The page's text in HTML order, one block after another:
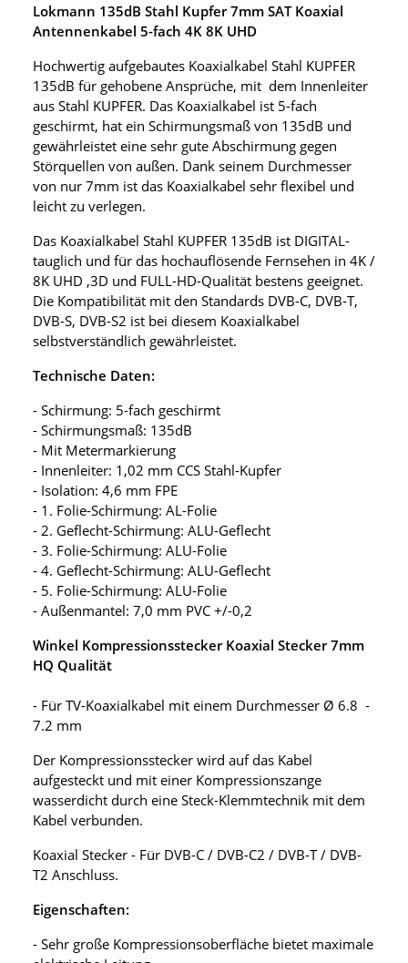
Lokmann 135dB Stahl Kupfer 7mm SAT Koaxial
Antennenkabel 5-fach 4K 8K UHD
Hochwertig aufgebautes Koaxialkabel Stahl KUPFER
135dB für gehobene Ansprüche, mit dem Innenleiter
aus Stahl KUPFER. Das Koaxialkabel ist 5-fach
geschirmt, hat ein Schirmungsmaß von 135dB und
gewährleistet eine sehr gute Abschirmung gegen
Störquellen von außen. Dank seinem Durchmesser
von nur 7mm ist das Koaxialkabel sehr flexibel und
leicht zu verlegen.
Das Koaxialkabel Stahl KUPFER 135dB ist DIGITAL-
tauglich und für das hochauflösende Fernsehen in 4K /
8K UHD ,3D und FULL-HD-Qualität bestens geeignet.
Die Kompatibilität mit den Standards DVB-C, DVB-T,
DVB-S, DVB-S2 ist bei diesem Koaxialkabel
selbstverständlich gewährleistet.
Technische Daten:
- Schirmung: 5-fach geschirmt
- Schirmungsmaß: 135dB
- Mit Metermarkierung
- Innenleiter: 1,02 mm CCS Stahl-Kupfer
- Isolation: 4,6 mm FPE
- 1. Folie-Schirmung: AL-Folie
- 2. Geflecht-Schirmung: ALU-Geflecht
- 3. Folie-Schirmung: ALU-Folie
- 4. Geflecht-Schirmung: ALU-Geflecht
- 5. Folie-Schirmung: ALU-Folie
- Außenmantel: 7,0 mm PVC +/-0,2
Winkel Kompressionsstecker Koaxial Stecker 7mm
HQ Qualität
- Für TV-Koaxialkabel mit einem Durchmesser Ø 6.8 -
7.2 mm
Der Kompressionsstecker wird auf das Kabel
aufgesteckt und mit einer Kompressionszange
wasserdicht durch eine Steck-Klemmtechnik mit dem
Kabel verbunden.
Koaxial Stecker - Für DVB-C / DVB-C2 / DVB-T / DVB-
T2 Anschluss.
Eigenschaften:
- Sehr große Kompressionsoberfläche bietet maximale